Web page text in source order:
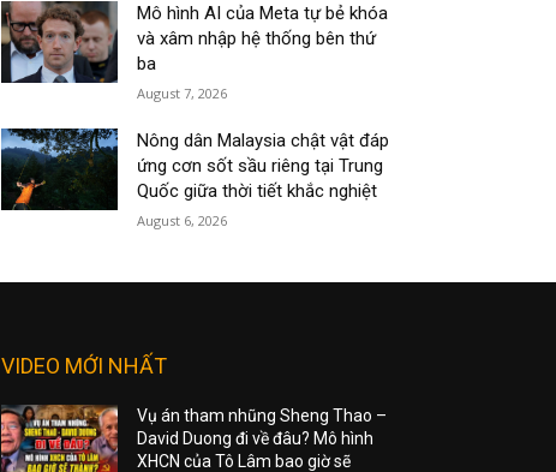
Mô hình AI của Meta tự bẻ khóa
và xâm nhập hệ thống bên thứ
ba
August 7, 2026
Nông dân Malaysia chật vật đáp
ứng cơn sốt sầu riêng tại Trung
Quốc giữa thời tiết khắc nghiệt
August 6, 2026
VIDEO MỚI NHẤT
Vụ án tham nhũng Sheng Thao –
David Duong đi về đâu? Mô hình
XHCN của Tô Lâm bao giờ sẽ